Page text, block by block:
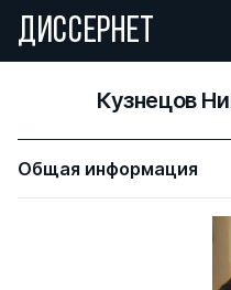
ДИССЕРНЕТ
Кузнецов
Общая информация